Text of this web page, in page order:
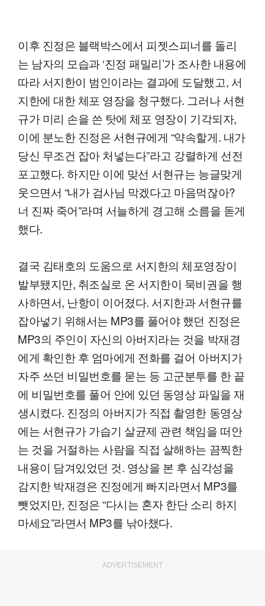
이후 진정은 블랙박스에서 피젯스피너를 돌리
는 남자의 모습과 ‘진정 패밀리’가 조사한 내용에
따라 서지한이 범인이라는 결과에 도달했고, 서
지한에 대한 체포 영장을 청구했다. 그러나 서현
규가 미리 손을 쓴 탓에 체포 영장이 기각되자,
이에 분노한 진정은 서현규에게 “약속할게. 내가
당신 무조건 잡아 처넣는다”라고 강렬하게 선전
포고했다. 하지만 이에 맞선 서현규는 능글맞게
웃으면서 “내가 검사님 막겠다고 마음먹잖아?
너 진짜 죽어”라며 서늘하게 경고해 소름을 돋게
했다.
결국 김태호의 도움으로 서지한의 체포영장이
발부됐지만, 취조실로 온 서지한이 묵비권을 행
사하면서, 난항이 이어졌다. 서지한과 서현규를
잡아넣기 위해서는 MP3를 풀어야 했던 진정은
MP3의 주인이 자신의 아버지라는 것을 박재경
에게 확인한 후 엄마에게 전화를 걸어 아버지가
자주 쓰던 비밀번호를 묻는 등 고군분투를 한 끝
에 비밀번호를 풀어 안에 있던 동영상 파일을 재
생시켰다. 진정의 아버지가 직접 촬영한 동영상
에는 서현규가 가습기 살균제 관련 책임을 떠안
는 것을 거절하는 사람을 직접 살해하는 끔찍한
내용이 담겨있었던 것. 영상을 본 후 심각성을
감지한 박재경은 진정에게 빠지라면서 MP3를
뺏었지만, 진정은 “다시는 혼자 한단 소리 하지
마세요”라면서 MP3를 낚아챘다.
ADVERTISEMENT